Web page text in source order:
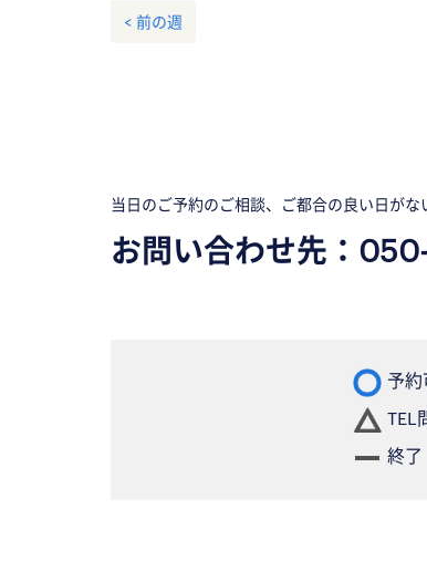
< 前の週
当日のご予約のご相談、ご都合の良い日が
お問い合わせ先：
予約
TEL
終了